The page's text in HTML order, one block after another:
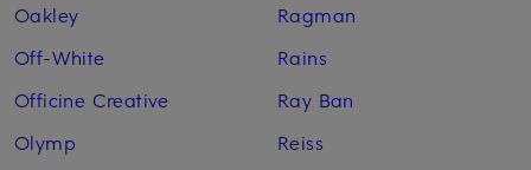
Oakley
Off-White
Officine Creative
Olymp
Ragman
Rains
Ray Ban
Reiss